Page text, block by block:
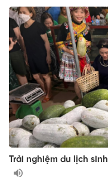
Trải nghiệm du lịch